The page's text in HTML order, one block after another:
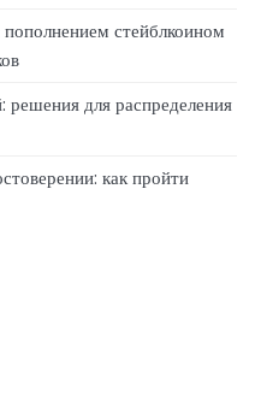
стейблкоином
решения для распределения
как пройти